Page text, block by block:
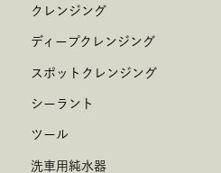
クレンジング
ディープクレンジング
スポットクレンジング
シーラント
ツール
洗車用純水器